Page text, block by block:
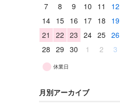
7
8 9 10 11 12
14 15 16 17 18 19
21
22 23 24 25 26
28 29 30 1 2 3
休業日
月別アーカイブ